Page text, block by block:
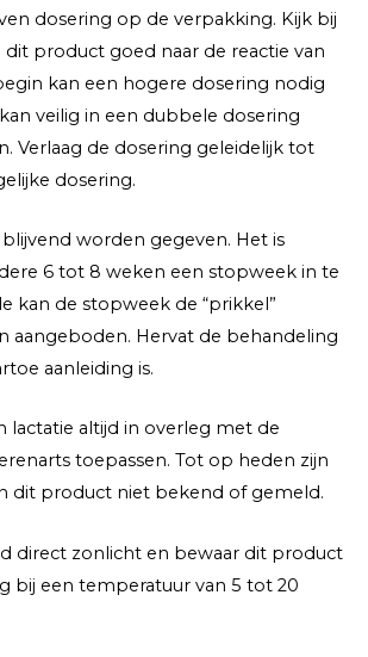
dosering op de verpakking. Kijk bij
dit product goed naar de reactie van
kan een hogere dosering nodig
veilig in een dubbele dosering
Verlaag de dosering geleidelijk tot
dosering.
worden gegeven. Het is
6 tot 8 weken een stopweek in te
kan de stopweek de “prikkel”
aangeboden. Hervat de behandeling
aanleiding is.
lactatie altijd in overleg met de
toepassen. Tot op heden zijn
dit product niet bekend of gemeld.
direct zonlicht en bewaar dit product
bij een temperatuur van 5 tot 20